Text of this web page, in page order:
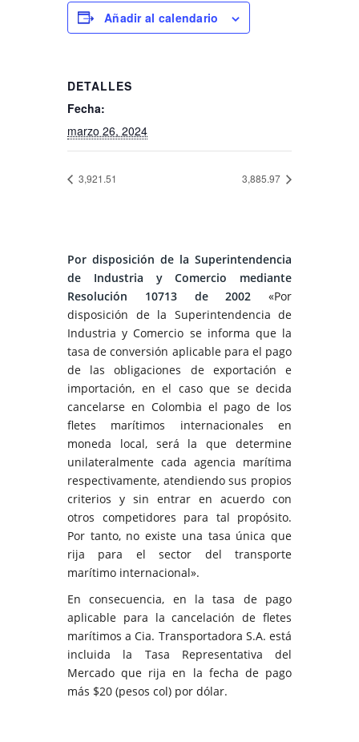
Añadir al calendario
DETALLES
Fecha:
marzo 26, 2024
3,921.51 3,885.97
Por disposición de la Superintendencia
de Industria y Comercio mediante
Resolución 10713 de 2002 «Por
disposición de la Superintendencia de
Industria y Comercio se informa que la
tasa de conversión aplicable para el pago
de las obligaciones de exportación e
importación, en el caso que se decida
cancelarse en Colombia el pago de los
fletes marítimos internacionales en
moneda local, será la que determine
unilateralmente cada agencia marítima
respectivamente, atendiendo sus propios
criterios y sin entrar en acuerdo con
otros competidores para tal propósito.
Por tanto, no existe una tasa única que
rija para el sector del transporte
marítimo internacional».
En consecuencia, en la tasa de pago
aplicable para la cancelación de fletes
marítimos a Cia. Transportadora S.A. está
incluida la Tasa Representativa del
Mercado que rija en la fecha de pago
más $20 (pesos col) por dólar.